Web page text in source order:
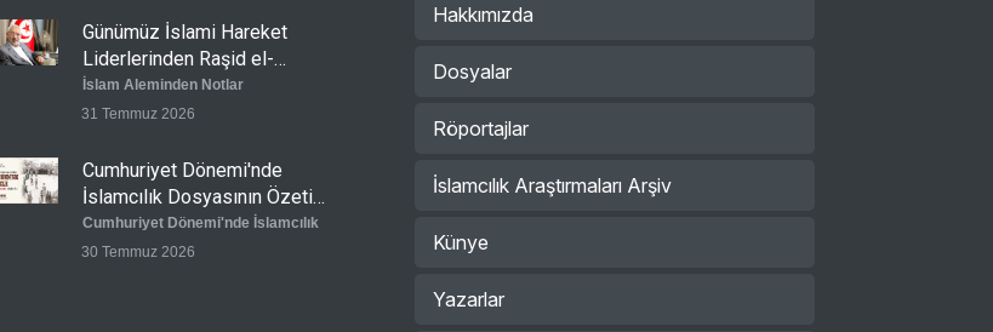
Günümüz İslami Hareket
Liderlerinden Raşid el-
Gannuşi’ye Seküler Faşizmin
Zindanlarında Ağır Tecrit
İslam Aleminden Notlar
31 Temmuz 2026
Cumhuriyet Dönemi'nde
İslamcılık Dosyasının Özeti
Sizlerle!
Cumhuriyet Dönemi'nde İslamcılık
30 Temmuz 2026
Hakkımızda
Dosyalar
Röportajlar
İslamcılık Araştırmaları Arşiv
Künye
Yazarlar